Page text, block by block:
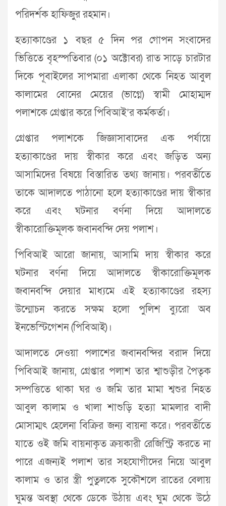
পরিদর্শক হাফিজুর রহমান।
হত্যাকাণ্ডের ১ বছর ৫ দিন পর গোপন সংবাদের
ভিত্তিতে বৃহস্পতিবার (০১ অক্টোবর) রাত সাড়ে চারটার
দিকে পূবাইলের সাপমারা এলাকা থেকে নিহত আবুল
কালামের বোনের মেয়ের (ভাগ্নে) স্বামী মোহাম্মদ
পলাশকে গ্রেপ্তার করে পিবিআই’র কর্মকর্তা।
গ্রেপ্তার পলাশকে জিজ্ঞাসাবাদের এক পর্যায়ে
হত্যাকাণ্ডের দায় স্বীকার করে এবং জড়িত অন্য
আসামিদের বিষয়ে বিস্তারিত তথ্য জানায়। পরবর্তীতে
তাকে আদালতে পাঠানো হলে হত্যাকাণ্ডের দায় স্বীকার
করে এবং ঘটনার বর্ণনা দিয়ে আদালতে
স্বীকারোক্তিমূলক জবানবন্দি দেয় পলাশ।
পিবিআই আরো জানায়, আসামি দায় স্বীকার করে
ঘটনার বর্ণনা দিয়ে আদালতে স্বীকারোক্তিমূলক
জবানবন্দি দেয়ার মাধ্যমে এই হত্যাকাণ্ডের রহস্য
উন্মোচন করতে সক্ষম হলো পুলিশ ব্যুরো অব
ইনভেস্টিগেশন (পিবিআই)।
আদালতে দেওয়া পলাশের জবানবন্দির বরাদ দিয়ে
পিবিআই জানায়, গ্রেপ্তার পলাশ তার শ্বাশুড়ীর পৈতৃক
সম্পত্তিতে থাকা ঘর ও জমি তার মামা শ্বশুর নিহত
আবুল কালাম ও খালা শাশুড়ি হত্যা মামলার বাদী
মোসাম্মৎ হেলেনা বিক্রির জন্য বায়না করে। পরবর্তীতে
যাতে ওই জমি বায়নাকৃত ক্রয়কারী রেজিস্ট্রি করতে না
পারে এজন্যই পলাশ তার সহযোগীদের নিয়ে আবুল
কালাম ও তার স্ত্রী পুতুলকে সুকৌশলে রাতের বেলায়
ঘুমন্ত অবস্থা থেকে ডেকে উঠায় এবং ঘুম থেকে উঠে